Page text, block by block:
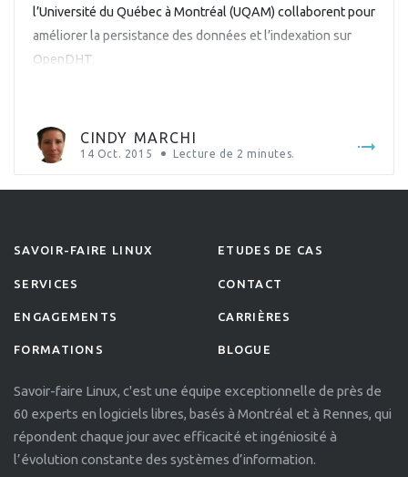
l’Université du Québec à Montréal (UQAM) collaborent pour
améliorer la persistance des données et l’indexation sur
OpenDHT.
CINDY MARCHI
14 Oct. 2015 Lecture de 2 minutes.
SAVOIR-FAIRE LINUX
SERVICES
ENGAGEMENTS
FORMATIONS
ETUDES DE CAS
CONTACT
CARRIÈRES
BLOGUE
Savoir-faire Linux, c'est une équipe exceptionnelle de près de
60 experts en logiciels libres, basés à Montréal et à Rennes, qui
répondent chaque jour avec efficacité et ingéniosité à
l’évolution constante des systèmes d’information.